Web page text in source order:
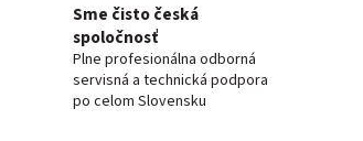
Sme čisto česká
spoločnosť
Plne profesionálna odborná
servisná a technická podpora
po celom Slovensku